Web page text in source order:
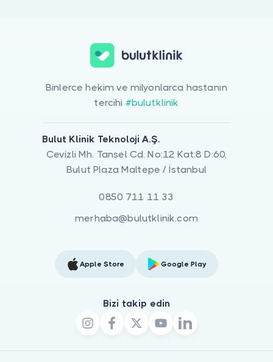
Binlerce hekim ve milyonlarca hastanın
tercihi #bulutklinik
Bulut Klinik Teknoloji A.Ş.
Cevizli Mh. Tansel Cd. No:12 Kat:8 D:60,
Bulut Plaza Maltepe / İstanbul
0850 711 11 33
merhaba@bulutklinik.com
Apple Store Google Play
Bizi takip edin